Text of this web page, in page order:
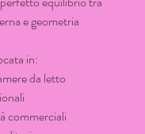
e geometria
in:
da letto
commerciali